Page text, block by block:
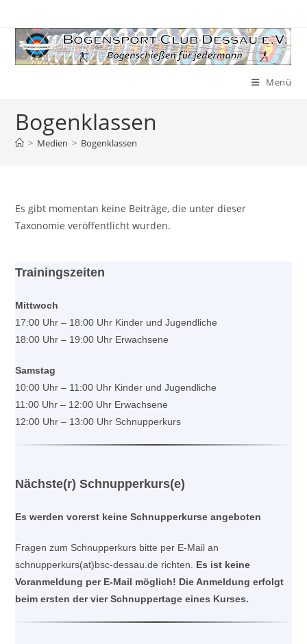
Inhalt
springen
Menü
Bogenklassen
> Medien > Bogenklassen
Es gibt momentan keine Beiträge, die unter dieser
Taxonomie veröffentlicht wurden.
Trainingszeiten
Mittwoch
17:00 Uhr – 18:00 Uhr Kinder und Jugendliche
18:00 Uhr – 19:00 Uhr Erwachsene
Samstag
10:00 Uhr – 11:00 Uhr Kinder und Jugendliche
11:00 Uhr – 12:00 Uhr Erwachsene
12:00 Uhr – 13:00 Uhr Schnupperkurs
Nächste(r) Schnupperkurs(e)
Es werden vorerst keine Schnupperkurse angeboten
Fragen zum Schnupperkurs bitte per E-Mail an
schnupperkurs(at)bsc-dessau.de richten. Es ist keine
Voranmeldung per E-Mail möglich! Die Anmeldung erfolgt
beim ersten der vier Schnuppertage eines Kurses.